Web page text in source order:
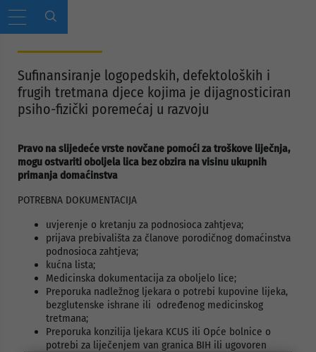
Sufinansiranje logopedskih, defektoloških i
frugih tretmana djece kojima je dijagnosticiran
psiho-fizički poremećaj u razvoju
Pravo na slijedeće vrste novčane pomoći za troškove liječnja,
mogu ostvariti oboljela lica bez obzira na visinu ukupnih
primanja domaćinstva
POTREBNA DOKUMENTACIJA
uvjerenje o kretanju za podnosioca zahtjeva;
prijava prebivališta za članove porodičnog domaćinstva
podnosioca zahtjeva;
kućna lista;
Medicinska dokumentacija za oboljelo lice;
Preporuka nadležnog ljekara o potrebi kupovine lijeka,
bezglutenske ishrane ili određenog medicinskog
tretmana;
Preporuka konzilija ljekara KCUS ili Opće bolnice o
potrebi za liječenjem van granica BIH ili ugovoren